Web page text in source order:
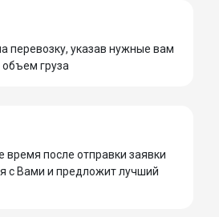
перевозку, указав нужные вам
объем груза
после отправки заявки
с Вами и предложит лучший